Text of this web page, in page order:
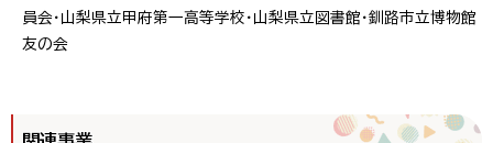
員会・山梨県立甲府第一高等学校・山梨県立図書館・釧路市立博物館
友の会